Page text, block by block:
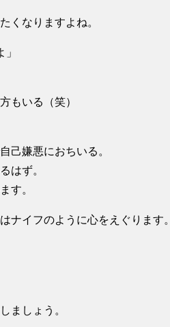
くなりますよね。
もいる（笑）
己嫌悪におちいる。
はず。
す。
ナイフのように心をえぐります。
ましょう。